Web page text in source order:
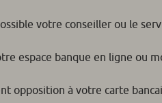
votre conseiller ou le
espace banque en ligne ou
opposition à votre carte